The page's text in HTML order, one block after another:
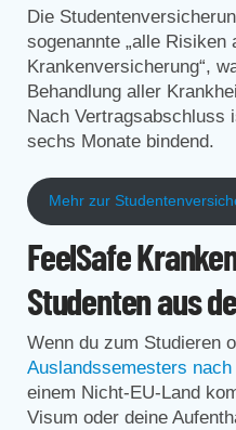
Die
sogenannte „alle Risiken
Krankenversicherung“,
Behandlung aller
Nach Vertragsabschluss
sechs Monate bindend.
Mehr zur
FeelSafe
Studenten aus
Wenn du zum Studieren
Auslandssemesters
einem Nicht-EU-Land
Visum oder deine